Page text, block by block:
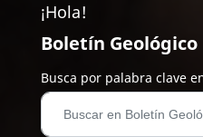
¡Hola!
Boletín Geológico
Busca por palabra clave